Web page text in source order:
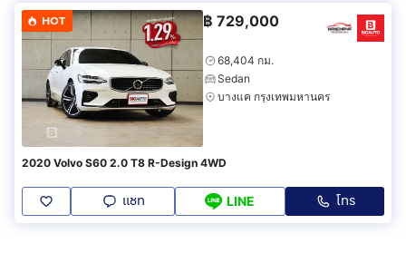
HOT ฿ 729,000
68,404 กม.
Sedan
บางแค กรุงเทพมหานคร
2020 Volvo S60 2.0 T8 R-Design 4WD
แชท LINE โทร